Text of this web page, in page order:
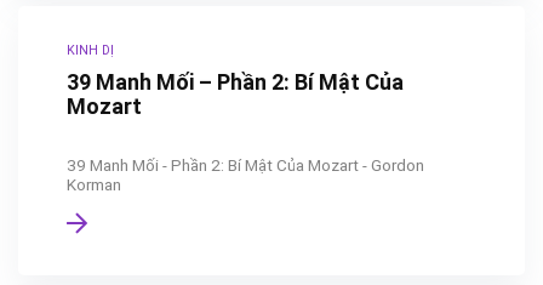
KINH DỊ
39 Manh Mối – Phần 2: Bí Mật Của
Mozart
39 Manh Mối - Phần 2: Bí Mật Của Mozart - Gordon
Korman